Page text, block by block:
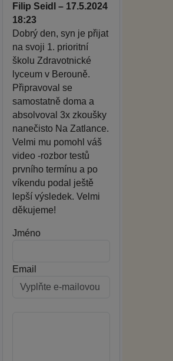
Filip Seidl – 17.5.2024
18:23
Dobrý den, syn je přijat
na svoji 1. prioritní
školu Zdravotnické
lyceum v Berouně.
Připravoval se
samostatně doma a
absolvoval 3x zkoušky
nanečisto Na Zatlance.
Velmi mu pomohl váš
video -rozbor testů
prvního termínu a po
víkendu podal ještě
lepší výsledek. Velmi
děkujeme!
Jméno
Email